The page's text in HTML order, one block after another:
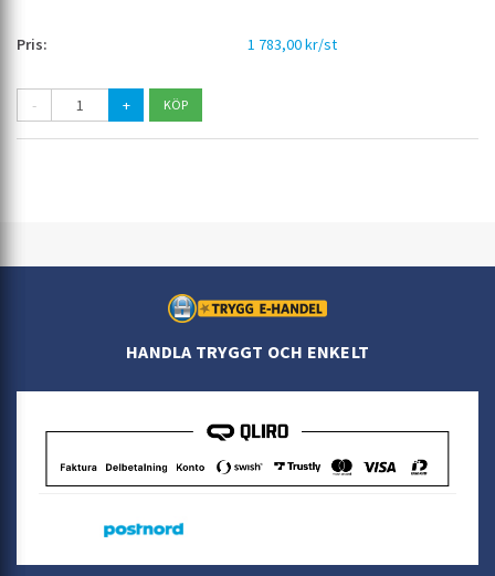
1 783,00 kr/st
- +
HANDLA TRYGGT OCH ENKELT